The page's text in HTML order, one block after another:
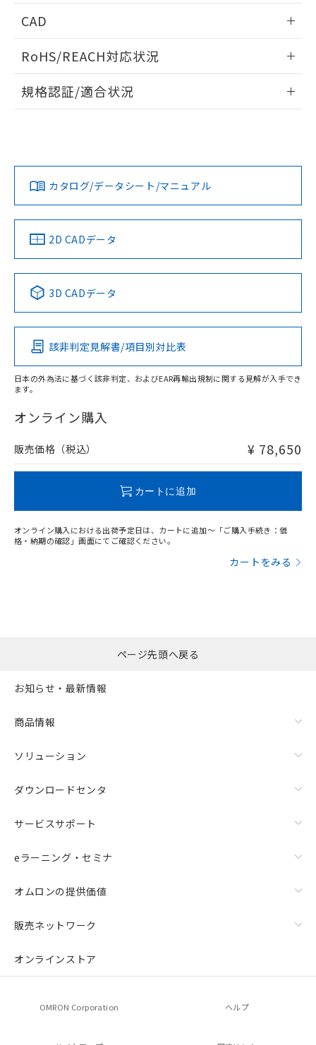
CAD
ドすることができます。
ログイン/会員登録
ダウンロードデータをご利用いただく前に、以下を必ずお読
みください。
ソフトウェアの使用条件
RoHS/REACH対応状況
EU RoHS 注意事項・凡例
対応済み
中国 RoHS 注意事項・凡例
Pb Hg Cd Cr(VI)
O
在庫等で未対応品が混在する可能性があります。
問い合わせください。
規格認証/適合状況
LR型式承認
（イギリス
船舶規格）
DNV型式承認
（ノルウェー
BV型式承認
（フランス
KR型式
（韓国
Yes No No No
この製品の規格認証/適合状況ページへ
その他の認証はこちらのページからご検索ください
カタログ/データシート/マニュアル
2D CADデータ
3D CADデータ
該非判定見解書/項目別対比表
日本の外為法に基づく該非判定、およびEAR再輸出規制に関する見解が入手でき
ます。
オンライン購入
販売価格（税込） ¥ 78,650
カートに追加
オンライン購入における出荷予定日は、カートに追加～「ご購入手続き：価
格・納期の確認」画面にてご確認ください。
カートをみる
ページ先頭へ戻る
お知らせ・最新情報
商品情報
ソリューション
ダウンロードセンタ
サービスサポート
eラーニング・セミナ
オムロンの提供価値
販売ネットワーク
オンラインストア
OMRON Corporation ヘルプ